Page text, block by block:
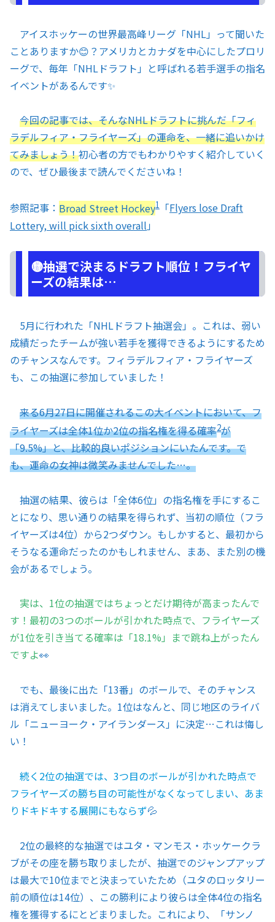
アイスホッケーの世界最高峰リーグ「NHL」って聞いた
ことありますか😊？アメリカとカナダを中心にしたプロリ
ーグで、毎年「NHLドラフト」と呼ばれる若手選手の指名
イベントがあるんです✨
今回の記事では、そんなNHLドラフトに挑んだ「フィ
ラデルフィア・フライヤーズ」の運命を、一緒に追いかけ
てみましょう！初心者の方でもわかりやすく紹介していく
ので、ぜひ最後まで読んでくださいね！
参照記事： Broad Street Hockey1 「Flyers lose Draft
Lottery, will pick sixth overall 」
🟡抽選で決まるドラフト順位！フライヤ
ーズの結果は…
5月に行われた「NHLドラフト抽選会」。これは、弱い
成績だったチームが強い若手を獲得できるようにするため
のチャンスなんです。フィラデルフィア・フライヤーズ
も、この抽選に参加していました！
来る6月27日に開催されるこの大イベントにおいて、フ
ライヤーズは全体1位か2位の指名権を得る確率2が
「9.5%」と、比較的良いポジションにいたんです。で
も、運命の女神は微笑みませんでした…。
抽選の結果、彼らは「全体6位」の指名権を手にするこ
とになり、思い通りの結果を得られず、当初の順位（フラ
イヤーズは4位）から2つダウン。もしかすると、最初から
そうなる運命だったのかもしれません、まあ、また別の機
会があるでしょう。
実は、1位の抽選ではちょっとだけ期待が高まったんで
す！最初の3つのボールが引かれた時点で、フライヤーズ
が1位を引き当てる確率は「18.1%」まで跳ね上がったん
ですよ👀
でも、最後に出た「13番」のボールで、そのチャンス
は消えてしまいました。1位はなんと、同じ地区のライバ
ル「ニューヨーク・アイランダース」に決定…これは悔し
い！
続く2位の抽選では、3つ目のボールが引かれた時点で
フライヤーズの勝ち目の可能性がなくなってしまい、あま
りドキドキする展開にもならず💦
2位の最終的な抽選ではユタ・マンモス・ホッケークラ
ブがその座を勝ち取りましたが、抽選でのジャンプアップ
は最大で10位までと決まっていたため（ユタのロッタリー
前の順位は14位）、この勝利により彼らは全体4位の指名
権を獲得するにとどまりました。これにより、「サンノ